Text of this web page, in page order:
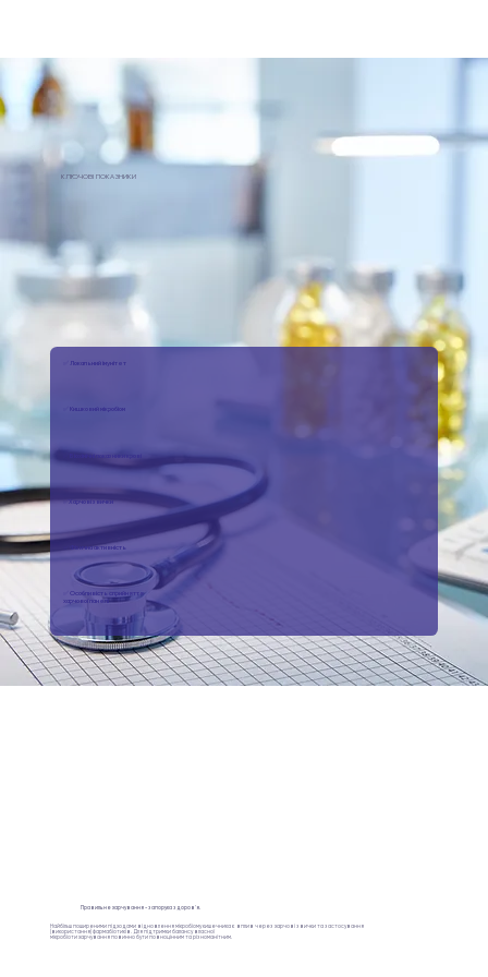
КЛЮЧОВІ ПОКАЗНИКИ
✅ Локальний імунітет
✅ Кишковий мікробіом
✅ Біохімічні показники крові
✅Харчові звички
✅ Фізична активність
✅ Особливість сприйняття
харчової панелі
Правильне харчування - запорука здоров'я.
Найбільш поширеними підходами відновлення мікробіому кишечника є вплив через харчові звички та застосування
(використання) фармабіотиків. Для підтримки балансу власної
мікробіоти харчування повинно бути повноцінним та різноманітним.